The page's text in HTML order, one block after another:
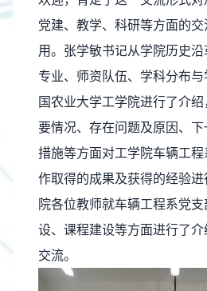
党建、教学、科研等方面的
用。张学敏书记从学院历史
专业、师资队伍、学科分布
国农业大学工学院进行了介
要情况、存在问题及原因、
措施等方面对工学院车辆工
作取得的成果及获得的经验
院各位教师就车辆工程系党
设、课程建设等方面进行了
交流。